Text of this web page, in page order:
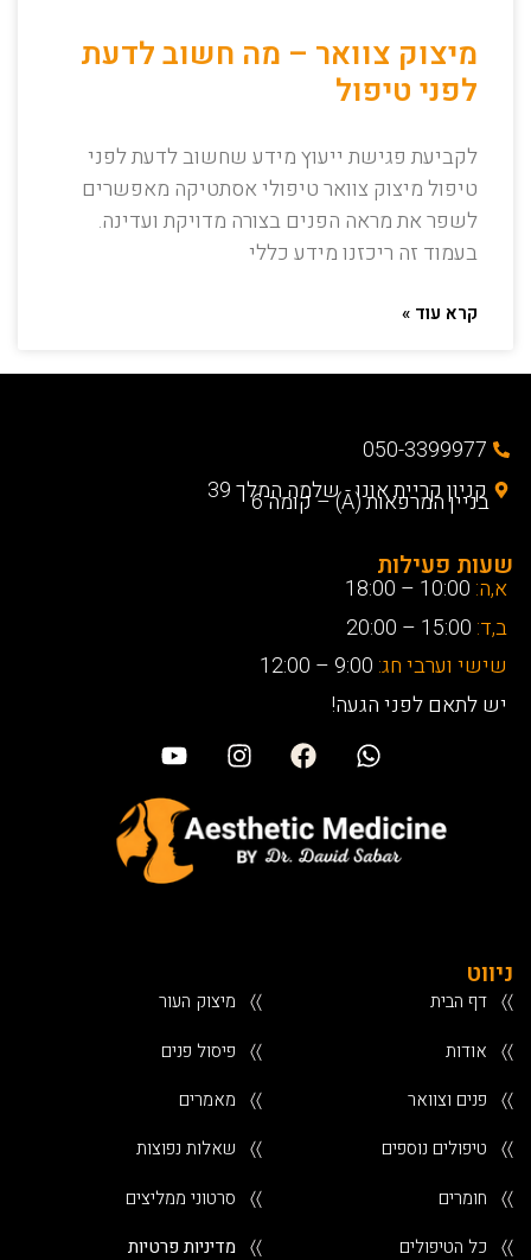
מיצוק צוואר – מה חשוב לדעת
לפני טיפול
לקביעת פגישת ייעוץ מידע שחשוב לדעת לפני
טיפול מיצוק צוואר טיפולי אסתטיקה מאפשרים
לשפר את מראה הפנים בצורה מדויקת ועדינה.
בעמוד זה ריכזנו מידע כללי
קרא עוד »
050-3399977
קניון קריית אונו - שלמה המלך 39
בניין המרפאות (A) – קומה 6
שעות פעילות
א,ה:
ב,ד:
שישי וערבי חג:
יש לתאם לפני הגעה!
ניווט
〉〉 דף הבית
〉〉 אודות
〉〉 פנים וצוואר
〉〉 טיפולים נוספים
〉〉 חומרים
〉〉 כל הטיפולים
〉〉 מיצוק העור
〉〉 פיסול פנים
〉〉 מאמרים
〉〉 שאלות נפוצות
〉〉 סרטוני ממליצים
〉〉מדיניות פרטיות